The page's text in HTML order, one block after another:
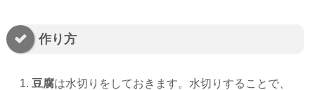
作り方
豆腐は水切りをしておきます。水切りすることで、